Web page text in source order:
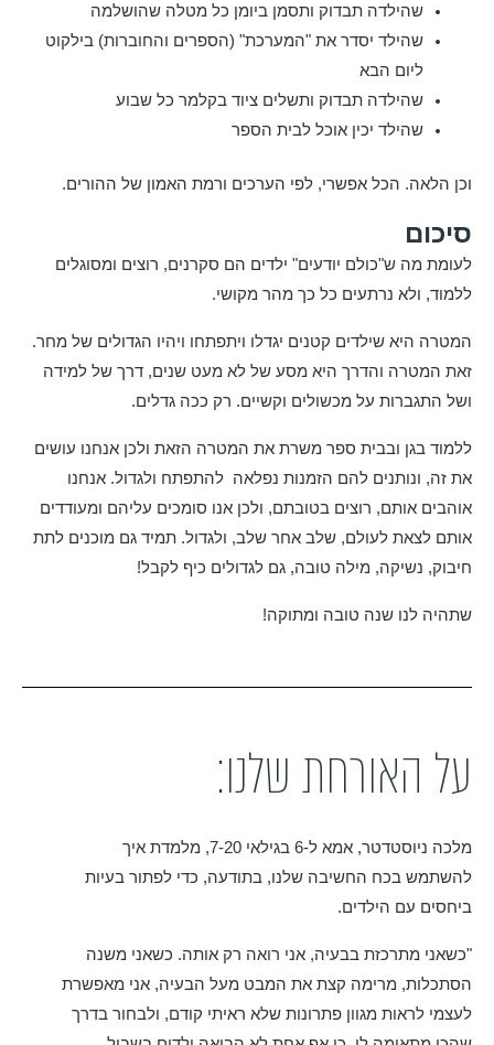
שהילדה תבדוק ותסמן ביומן כל מטלה שהושלמה
שהילד יסדר את "המערכת" (הספרים והחוברות) בילקוט
ליום הבא
שהילדה תבדוק ותשלים ציוד בקלמר כל שבוע
שהילד יכין אוכל לבית הספר
וכן הלאה. הכל אפשרי, לפי הערכים ורמת האמון של ההורים.
סיכום
לעומת מה ש"כולם יודעים" ילדים הם סקרנים, רוצים ומסוגלים
ללמוד, ולא נרתעים כל כך מהר מקושי.
המטרה היא שילדים קטנים יגדלו ויתפתחו ויהיו הגדולים של מחר.
זאת המטרה והדרך היא מסע של לא מעט שנים, דרך של למידה
ושל התגברות על מכשולים וקשיים. רק ככה גדלים.
ללמוד בגן ובבית ספר משרת את המטרה הזאת ולכן אנחנו עושים
את זה, ונותנים להם הזמנות נפלאה להתפתח ולגדול. אנחנו
אוהבים אותם, רוצים בטובתם, ולכן אנו סומכים עליהם ומעודדים
אותם לצאת לעולם, שלב אחר שלב, ולגדול. תמיד גם מוכנים לתת
חיבוק, נשיקה, מילה טובה, גם לגדולים כיף לקבל!
שתהיה לנו שנה טובה ומתוקה!
על האורחת שלנו:
מלכה ניוסטדטר, אמא ל-6 בגילאי 7-20, מלמדת איך
להשתמש בכח החשיבה שלנו, בתודעה, כדי לפתור בעיות
ביחסים עם הילדים.
"כשאני מתרכזת בבעיה, אני רואה רק אותה. כשאני משנה
הסתכלות, מרימה קצת את המבט מעל הבעיה, אני מאפשרת
לעצמי לראות מגוון פתרונות שלא ראיתי קודם, ולבחור בדרך